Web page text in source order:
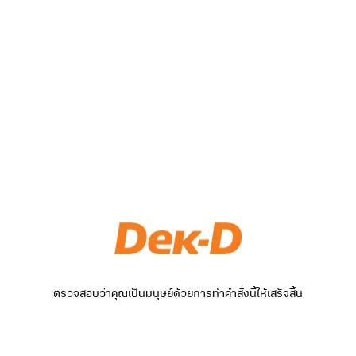
ตรวจสอบว่าคุณเป็นมนุษย์ด้วยการทำคำสั่งนี้ให้เสร็จสิ้น